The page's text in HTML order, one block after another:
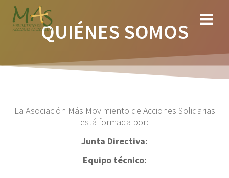
contenido
QUIÉNES SOMOS
La Asociación Más Movimiento de Acciones Solidarias
está formada por:
Junta Directiva:
Equipo técnico: